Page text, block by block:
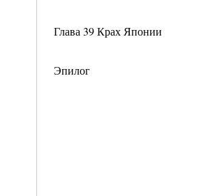
Глава 39 Крах Японии
Эпилог